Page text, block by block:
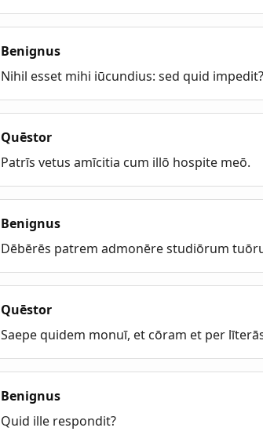
Benignus
Nihil esset mihi iūcundius: sed quid impedit?
Quēstor
Patrīs vetus amīcitia cum illō hospite meō.
Benignus
Dēbērēs patrem admonēre studiōrum
Quēstor
Saepe quidem monuī, et cōram et per
Benignus
Quid ille respondit?